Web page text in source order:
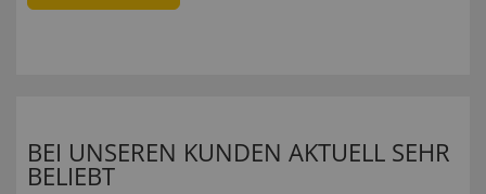
BEI UNSEREN KUNDEN AKTUELL SEHR
BELIEBT